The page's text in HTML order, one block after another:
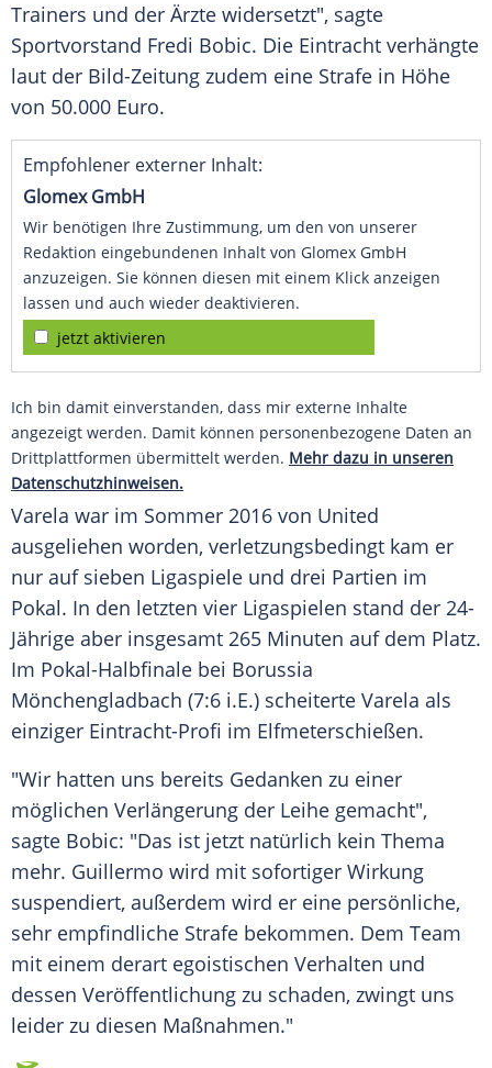
Trainers und der Ärzte widersetzt", sagte
Sportvorstand Fredi Bobic. Die Eintracht verhängte
laut der Bild-Zeitung zudem eine Strafe in Höhe
von 50.000 Euro.
Empfohlener externer Inhalt:
Glomex GmbH
Wir benötigen Ihre Zustimmung, um den von unserer
Redaktion eingebundenen Inhalt von Glomex GmbH
anzuzeigen. Sie können diesen mit einem Klick anzeigen
lassen und auch wieder deaktivieren.
jetzt aktivieren
Ich bin damit einverstanden, dass mir externe Inhalte
angezeigt werden. Damit können personenbezogene Daten an
Drittplattformen übermittelt werden. Mehr dazu in unseren
Datenschutzhinweisen.
Varela war im Sommer 2016 von United
ausgeliehen worden, verletzungsbedingt kam er
nur auf sieben Ligaspiele und drei Partien im
Pokal. In den letzten vier Ligaspielen stand der 24-
Jährige aber insgesamt 265 Minuten auf dem Platz.
Im Pokal-Halbfinale bei Borussia
Mönchengladbach (7:6 i.E.) scheiterte Varela als
einziger Eintracht-Profi im Elfmeterschießen.
"Wir hatten uns bereits Gedanken zu einer
möglichen Verlängerung der Leihe gemacht",
sagte Bobic: "Das ist jetzt natürlich kein Thema
mehr. Guillermo wird mit sofortiger Wirkung
suspendiert, außerdem wird er eine persönliche,
sehr empfindliche Strafe bekommen. Dem Team
mit einem derart egoistischen Verhalten und
dessen Veröffentlichung zu schaden, zwingt uns
leider zu diesen Maßnahmen."